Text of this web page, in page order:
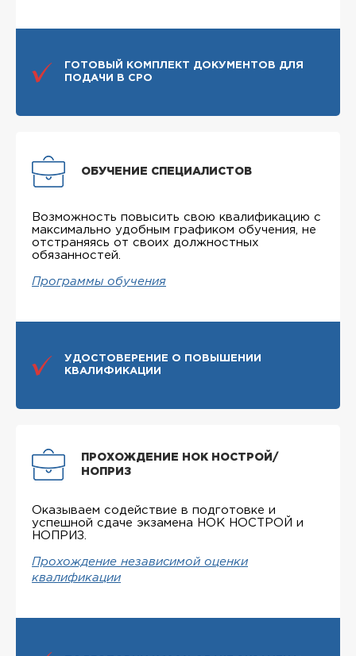
ГОТОВЫЙ КОМПЛЕКТ ДОКУМЕНТОВ ДЛЯ
ПОДАЧИ В СРО
ОБУЧЕНИЕ СПЕЦИАЛИСТОВ
Возможность повысить свою квалификацию с
максимально удобным графиком обучения, не
отстраняясь от своих должностных
обязанностей.
Программы обучения
УДОСТОВЕРЕНИЕ О ПОВЫШЕНИИ
КВАЛИФИКАЦИИ
ПРОХОЖДЕНИЕ НОК НОСТРОЙ/
НОПРИЗ
Оказываем содействие в подготовке и
успешной сдаче экзамена НОК НОСТРОЙ и
НОПРИЗ.
Прохождение независимой оценки
квалификации